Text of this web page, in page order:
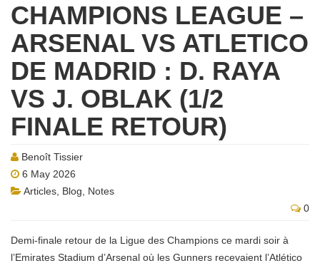
CHAMPIONS LEAGUE –
ARSENAL VS ATLETICO
DE MADRID : D. RAYA
VS J. OBLAK (1/2
FINALE RETOUR)
Benoît Tissier
6 May 2026
Articles Blog
Notes
0
Demi-finale retour de la Ligue des Champions ce mardi soir à
l’Emirates Stadium d’Arsenal où les Gunners recevaient l’Atlético